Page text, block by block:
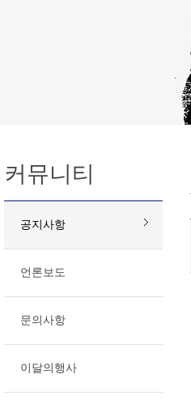
커뮤니티
공지사항
언론보도
문의사항
이달의행사